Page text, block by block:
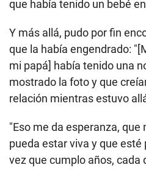
Entre los miles de niños que salieron de
estadounidenses con mujeres vietnamitas.
"Fui a visitar a mis tíos
gracias", le contó Saran a
dijeron por separado que